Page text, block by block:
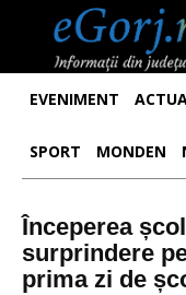
EVENIMENT
SPORT MONDEN
Începerea
surprindere
prima zi de